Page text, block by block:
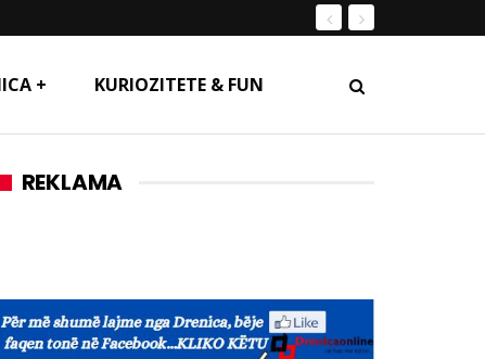
+ KURIOZITETE & FUN
REKLAMA